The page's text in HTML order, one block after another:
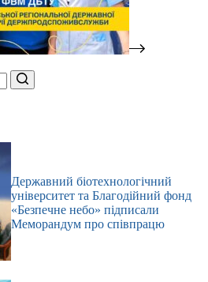
Державний біотехнологічний
університет та Благодійний фонд
«Безпечне небо» підписали
Меморандум про співпрацю